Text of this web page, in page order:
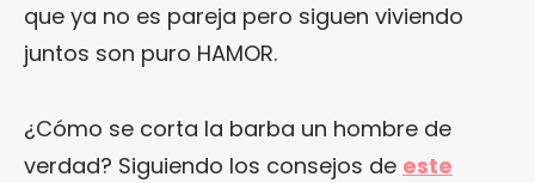
que ya no es pareja pero siguen viviendo
juntos son puro HAMOR.
¿Cómo se corta la barba un hombre de
verdad? Siguiendo los consejos de este